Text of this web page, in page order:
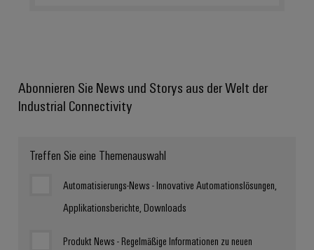
Abonnieren Sie News und Storys aus der Welt der
Industrial Connectivity
Treffen Sie eine Themenauswahl
Automatisierungs-News - Innovative Automationslösungen,
Applikationsberichte, Downloads
Produkt News - Regelmäßige Informationen zu neuen